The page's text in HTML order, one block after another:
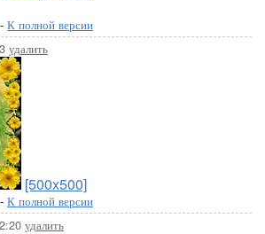
- К полной версии
удалить
[500x500]
- К полной версии
удалить